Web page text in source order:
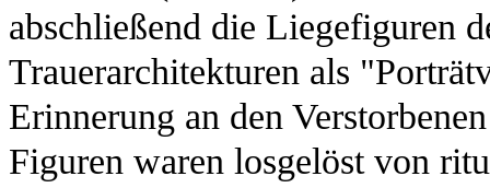
abschließend die Liegefiguren
Trauerarchitekturen als
Erinnerung an den
Figuren waren losgelöst von